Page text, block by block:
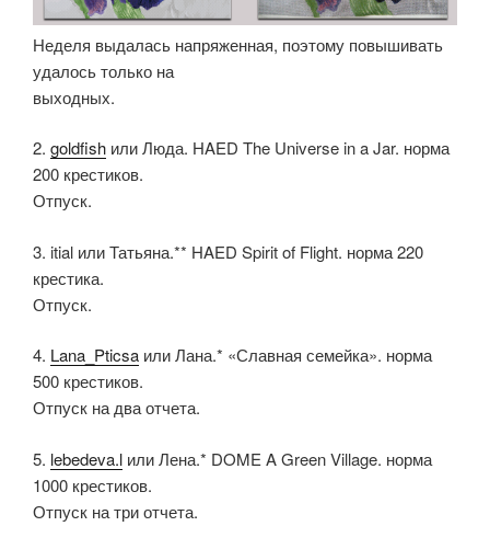
Неделя выдалась напряженная, поэтому повышивать
удалось только на
выходных.
2. goldfish или Люда. HAED The Universe in a Jar. норма
200 крестиков.
Отпуск.
3. itial или Татьяна.** HAED Spirit of Flight. норма 220
крестика.
Отпуск.
4. Lana_Pticsa или Лана.* «Славная семейка». норма
500 крестиков.
Отпуск на два отчета.
5. lebedeva.l или Лена.* DOME A Green Village. норма
1000 крестиков.
Отпуск на три отчета.